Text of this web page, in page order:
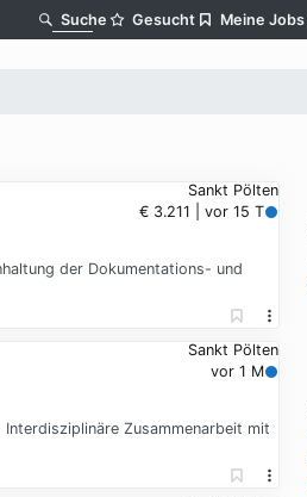
Suche Gesucht Meine Jobs
Sankt Pölten
€ 3.211 | vor 15 T
der Dokumentations- und
Sankt Pölten
vor 1 M
Zusammenarbeit mit